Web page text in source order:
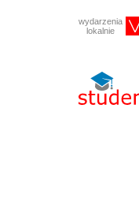
wydarzenia
lokalnie